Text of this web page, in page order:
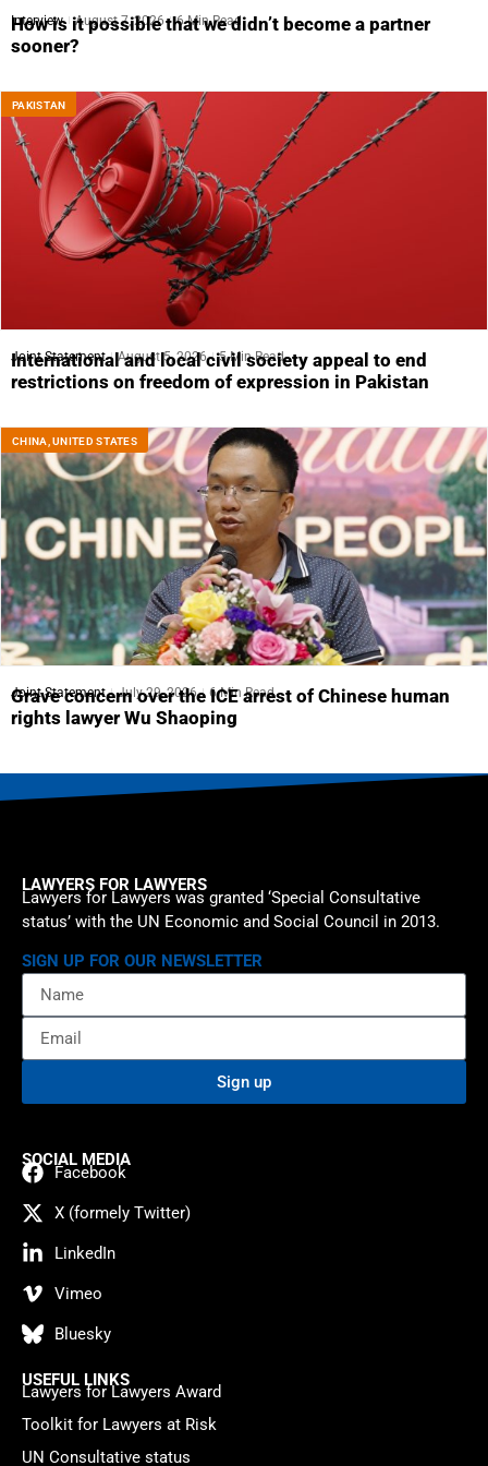
Interview August 7, 2026 6 Min Read
How is it possible that we didn’t become a partner
sooner?
PAKISTAN
Joint Statement August 5, 2026 5 Min Read
International and local civil society appeal to end
restrictions on freedom of expression in Pakistan
CHINA ,UNITED STATES
Joint Statement July 29, 2026 6 Min Read
Grave concern over the ICE arrest of Chinese human
rights lawyer Wu Shaoping
LAWYERS FOR LAWYERS
Lawyers for Lawyers was granted ‘Special Consultative
status’ with the UN Economic and Social Council in 2013.
SIGN UP FOR OUR NEWSLETTER
Sign up
SOCIAL MEDIA
Facebook
X (formely Twitter)
LinkedIn
Vimeo
Bluesky
USEFUL LINKS
Lawyers for Lawyers Award
Toolkit for Lawyers at Risk
UN Consultative status